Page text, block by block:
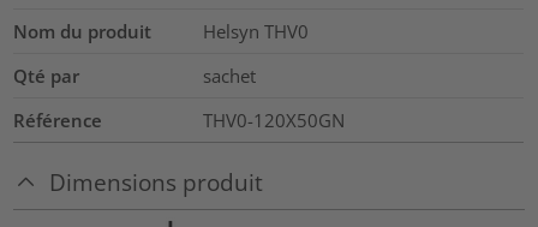
Nom du produit
Helsyn THV0
Qté par
sachet
Référence
THV0-120X50GN
Dimensions produit